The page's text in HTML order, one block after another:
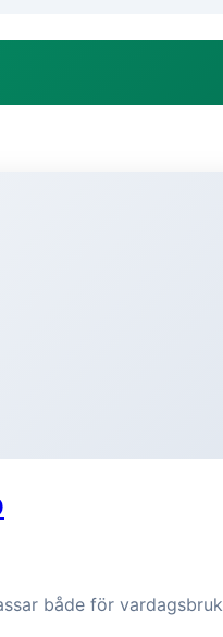
både för vardagsbruk